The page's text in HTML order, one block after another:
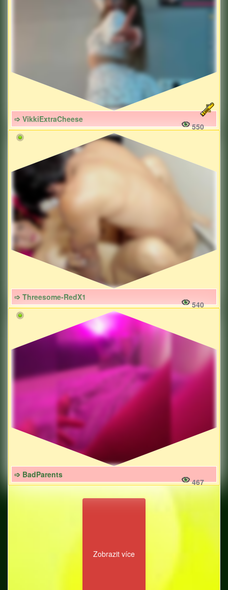
➩ VikkiExtraCheese
550
➩ Threesome-RedX1
540
➩ BadParents
467
Zobrazit více